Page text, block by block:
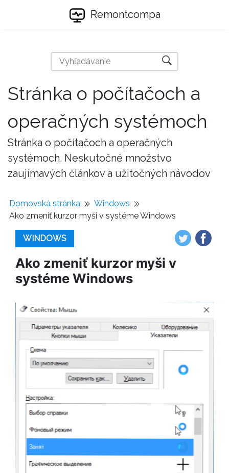
Remontcompa
Stránka o počítačoch a
operačných systémoch
Stránka o počítačoch a operačných
systémoch. Neskutočné množstvo
zaujímavých článkov a užitočných návodov
Domovská stránka
Windows
Ako zmeniť kurzor myši v systéme Windows
WINDOWS
Ako zmeniť kurzor myši v
systéme Windows